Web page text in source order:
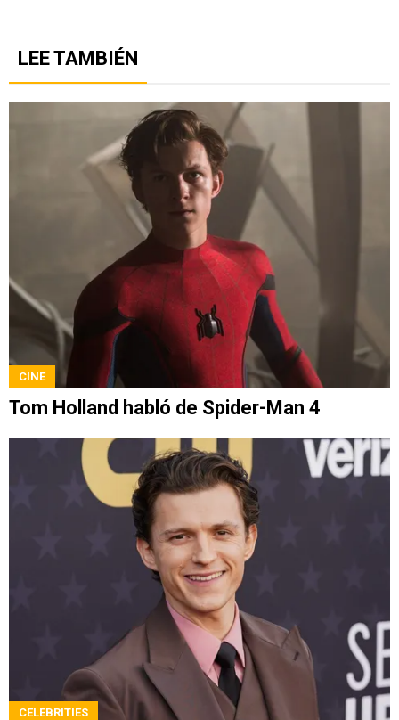
LEE TAMBIÉN
CINE
Tom Holland habló de Spider-Man 4
CELEBRITIES